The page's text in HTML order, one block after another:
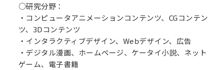
○研究分野：
・コンピュータアニメーションコンテンツ、CGコンテン
ツ、3Dコンテンツ
・インタラクティブデザイン、Webデザイン、広告
・デジタル漫画、ホームページ、ケータイ小説、ネット
ゲーム、電子書籍